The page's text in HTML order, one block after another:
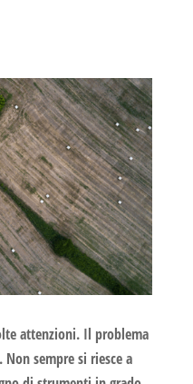
attenzioni. Il problema
sempre si riesce a